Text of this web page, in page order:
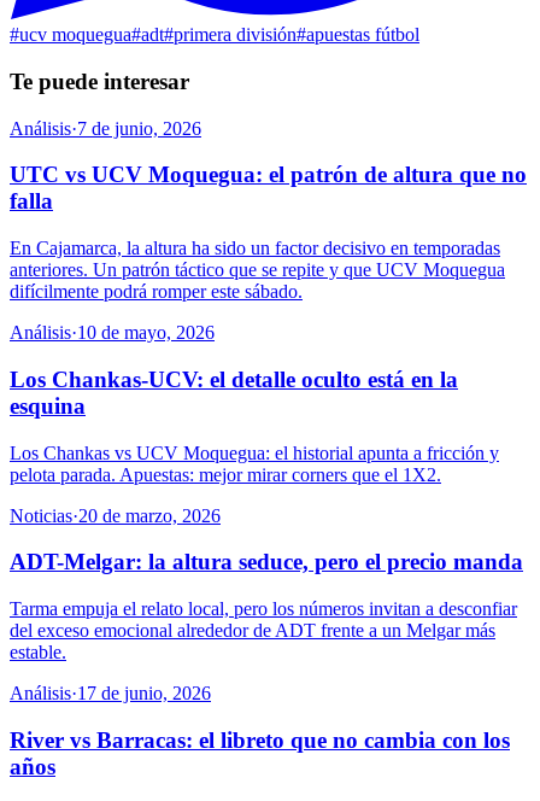
#ucv moquegua#adt#primera división#apuestas fútbol
Te puede interesar
Análisis·7 de junio, 2026
UTC vs UCV Moquegua: el patrón de altura que no
falla
En Cajamarca, la altura ha sido un factor decisivo en temporadas
anteriores. Un patrón táctico que se repite y que UCV Moquegua
difícilmente podrá romper este sábado.
Análisis·10 de mayo, 2026
Los Chankas-UCV: el detalle oculto está en la
esquina
Los Chankas vs UCV Moquegua: el historial apunta a fricción y
pelota parada. Apuestas: mejor mirar corners que el 1X2.
Noticias·20 de marzo, 2026
ADT-Melgar: la altura seduce, pero el precio manda
Tarma empuja el relato local, pero los números invitan a desconfiar
del exceso emocional alrededor de ADT frente a un Melgar más
estable.
Análisis·17 de junio, 2026
River vs Barracas: el libreto que no cambia con los
años